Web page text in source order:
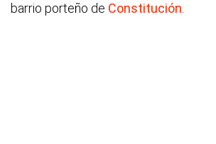
barrio porteño de Constitución.